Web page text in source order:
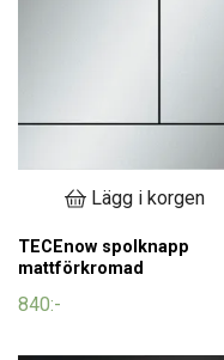
Lägg i korgen
TECEnow spolknapp
mattförkromad
840:-